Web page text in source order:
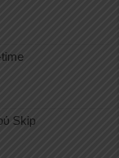
time
Skip